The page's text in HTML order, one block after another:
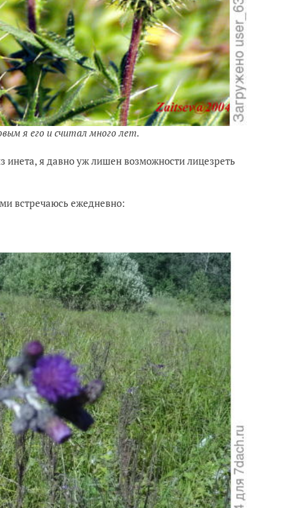
я его и считал много лет.
я давно уж лишен возможности лицезреть
встречаюсь ежедневно: